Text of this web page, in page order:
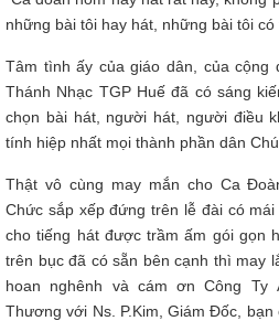
những bài tôi hay hát, những bài tôi có
Tâm tình ấy của giáo dân, của cộng
Thánh Nhạc TGP Huế đã có sáng
chọn bài hát, người hát, người điều
tính hiệp nhất mọi thành phần dân
Thật vô cùng may mắn cho Ca
Chức sắp xếp đứng trên lễ đài có
cho tiếng hát được trầm ấm gói gọn
trên bục đã có sẵn bên cạnh thì may
hoan nghênh và cám ơn Công Ty
Thương với Ns. P.Kim, Giám Đốc, bạn